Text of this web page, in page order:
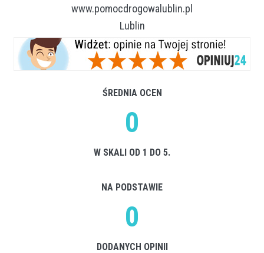
www.pomocdrogowalublin.pl
Lublin
ŚREDNIA OCEN
0
W SKALI OD 1 DO 5.
NA PODSTAWIE
0
DODANYCH OPINII